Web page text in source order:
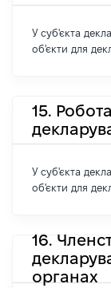
У суб'єкта
об'єкти для
15.
У суб'єкта
об'єкти для
16.
органах